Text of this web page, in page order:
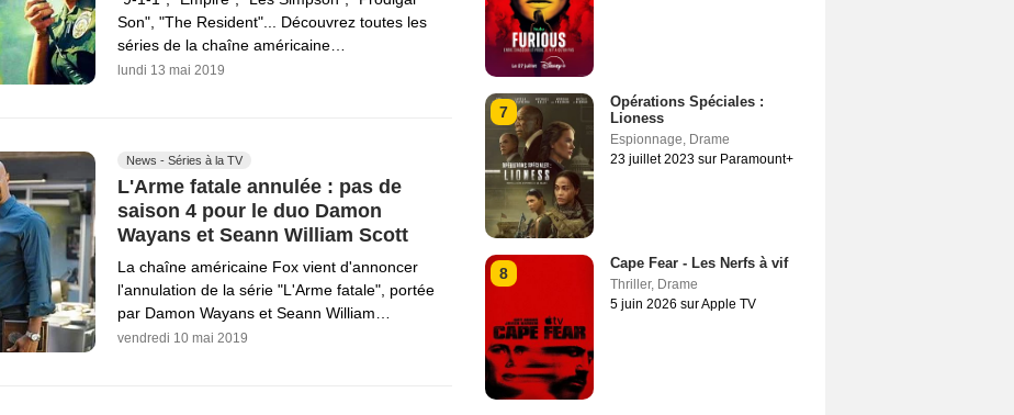
Son", "The Resident"... Découvrez toutes les
séries de la chaîne américaine…
lundi 13 mai 2019
News - Séries à la TV
L'Arme fatale annulée : pas de
saison 4 pour le duo Damon
Wayans et Seann William Scott
La chaîne américaine Fox vient d'annoncer
l'annulation de la série "L'Arme fatale", portée
par Damon Wayans et Seann William…
vendredi 10 mai 2019
7
Opérations Spéciales :
Lioness
Espionnage, Drame
23 juillet 2023 sur Paramount+
8
Cape Fear - Les Nerfs à vif
Thriller, Drame
5 juin 2026 sur Apple TV